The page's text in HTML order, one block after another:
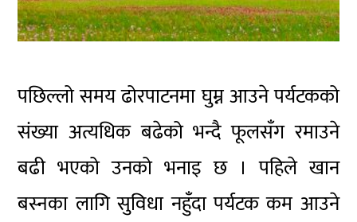
पछिल्लो समय ढोरपाटनमा घुम्न आउने पर्यटकको
संख्या अत्यधिक बढेको भन्दै फूलसँग रमाउने
बढी भएको उनको भनाइ छ । पहिले खान
बस्नका लागि सुविधा नहुँदा पर्यटक कम आउने